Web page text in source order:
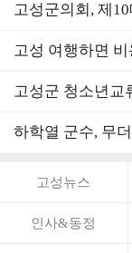
고성군의회, 제
고성 여행하면
고성군 청소년교
하학열 군수, 무
고성뉴스
인사&동정